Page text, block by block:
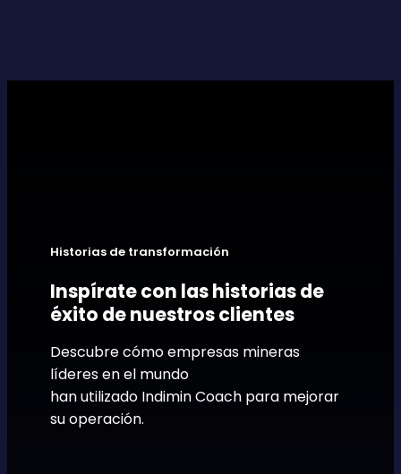
Historias de transformación
Inspírate con las historias de
éxito de nuestros clientes
Descubre cómo empresas mineras
líderes en el mundo
han utilizado Indimin Coach para mejorar
su operación.